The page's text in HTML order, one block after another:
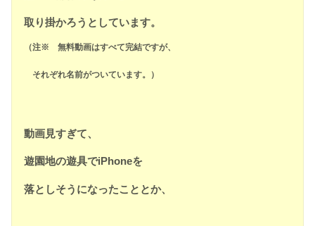
取り掛かろうとしています。
（注※ 無料動画はすべて完結ですが、
それぞれ名前がついています。）
動画見すぎて、
遊園地の遊具でiPhoneを
落としそうになったこととか、